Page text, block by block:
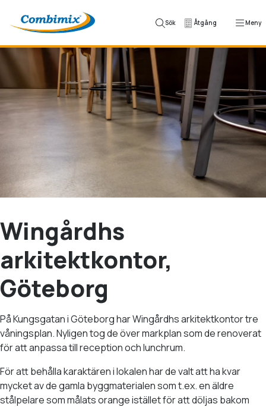
Sök Åtgång Meny
Wingårdhs
arkitektkontor,
Göteborg
På Kungsgatan i Göteborg har Wingårdhs arkitektkontor tre
våningsplan. Nyligen tog de över markplan som de renoverat
för att anpassa till reception och lunchrum.
För att behålla karaktären i lokalen har de valt att ha kvar
mycket av de gamla byggmaterialen som t.ex. en äldre
stålpelare som målats orange istället för att döljas bakom